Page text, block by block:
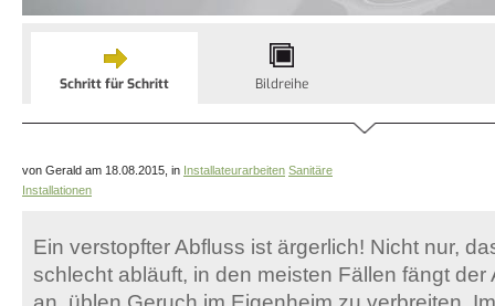
Schritt für Schritt Bildreihe
von Gerald am 18.08.2015, in Installateurarbeiten Sanitäre
Installationen
Ein verstopfter Abfluss ist ärgerlich! Nicht nur,
schlecht abläuft, in den meisten Fällen fängt der